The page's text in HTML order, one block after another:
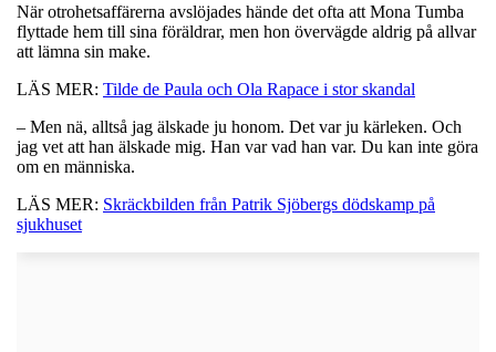
När otrohetsaffärerna avslöjades hände det ofta att Mona Tumba
flyttade hem till sina föräldrar, men hon övervägde aldrig på allvar
att lämna sin make.
LÄS MER: Tilde de Paula och Ola Rapace i stor skandal
– Men nä, alltså jag älskade ju honom. Det var ju kärleken. Och
jag vet att han älskade mig. Han var vad han var. Du kan inte göra
om en människa.
LÄS MER: Skräckbilden från Patrik Sjöbergs dödskamp på
sjukhuset